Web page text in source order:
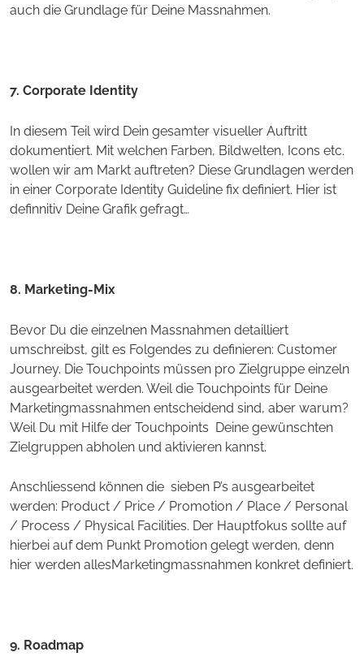
auch die Grundlage für Deine Massnahmen.
7. Corporate Identity
In diesem Teil wird Dein gesamter visueller Auftritt
dokumentiert. Mit welchen Farben, Bildwelten, Icons etc.
wollen wir am Markt auftreten? Diese Grundlagen werden
in einer Corporate Identity Guideline fix definiert. Hier ist
definnitiv Deine Grafik gefragt…
8. Marketing-Mix
Bevor Du die einzelnen Massnahmen detailliert
umschreibst, gilt es Folgendes zu definieren: Customer
Journey. Die Touchpoints müssen pro Zielgruppe einzeln
ausgearbeitet werden. Weil die Touchpoints für Deine
Marketingmassnahmen entscheidend sind, aber warum?
Weil Du mit Hilfe der Touchpoints Deine gewünschten
Zielgruppen abholen und aktivieren kannst.
Anschliessend können die sieben P’s ausgearbeitet
werden: Product / Price / Promotion / Place / Personal
/ Process / Physical Facilities. Der Hauptfokus sollte auf
hierbei auf dem Punkt Promotion gelegt werden, denn
hier werden allesMarketingmassnahmen konkret definiert.
9. Roadmap